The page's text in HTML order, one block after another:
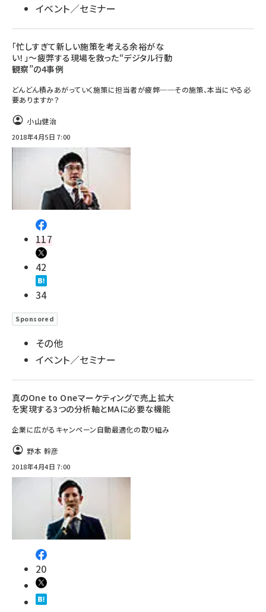
イベント／セミナー
「忙しすぎて新しい施策を考える余裕がな
い！」～疲弊する現場を救った“デジタル行動
観察”の4事例
どんどん積みあがっていく施策に担当者が疲弊──その施策、本当にやる必
要ありますか？
小山健治
2018年4月5日 7:00
117
42
34
Sponsored
その他
イベント／セミナー
真のOne to Oneマーケティングで売上拡大
を実現する3つの分析軸とMAに必要な機能
企業に広がるキャンペーン自動最適化の取り組み
野本 幹彦
2018年4月4日 7:00
20